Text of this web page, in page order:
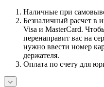
Наличные при
Безналичный расчет в
Visa и MasterCard.
перенаправит вас на
нужно ввести номер
держателя.
Оплата по счету для